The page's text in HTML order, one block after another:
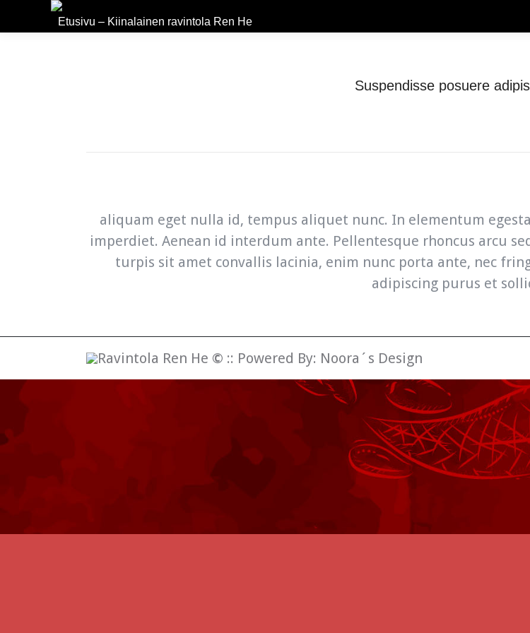
Etusivu – Kiinalainen ravintola Ren He
Suspendisse posuere
aliquam eget nulla id, tempus aliquet nunc. In elementum
imperdiet. Aenean id interdum ante. Pellentesque rhoncus arcu
turpis sit amet convallis lacinia, enim nunc porta ante, nec
adipiscing purus et
Ravintola Ren He © :: Powered By: Noora´s Design
Etusivu – Kiinalainen